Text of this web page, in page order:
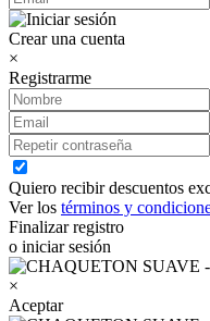
Crear una cuenta
×
Registrarme
Quiero recibir descuentos
Ver los términos y
Finalizar registro
o iniciar sesión
×
Aceptar